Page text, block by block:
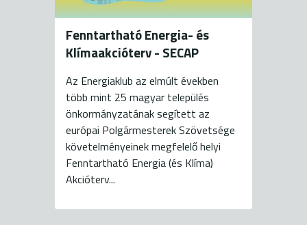
Fenntartható Energia- és
Klímaakcióterv - SECAP
Az Energiaklub az elmúlt években
több mint 25 magyar település
önkormányzatának segített az
európai Polgármesterek Szövetsége
követelményeinek megfelelő helyi
Fenntartható Energia (és Klíma)
Akcióterv...